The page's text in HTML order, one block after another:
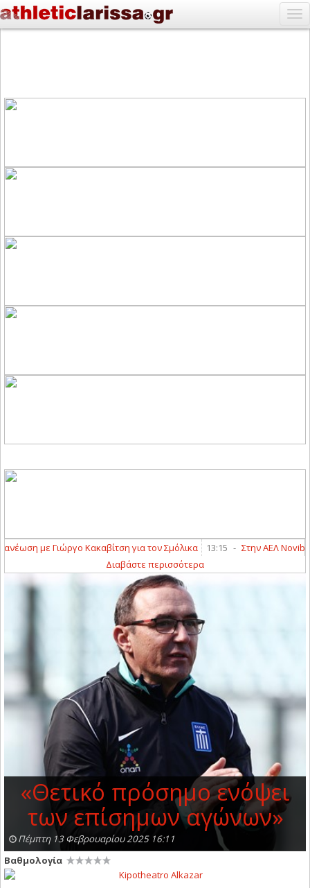
με Γιώργο Κακαβίτση για τον Σμόλικα 13:15 -
Στην ΑΕΛ Novibet
Διαβάστε περισσότερα
«Θετικό πρόσημο ενόψει
των επίσημων αγώνων»
Πέμπτη 13 Φεβρουαρίου 2025 16:11
Βαθμολογία